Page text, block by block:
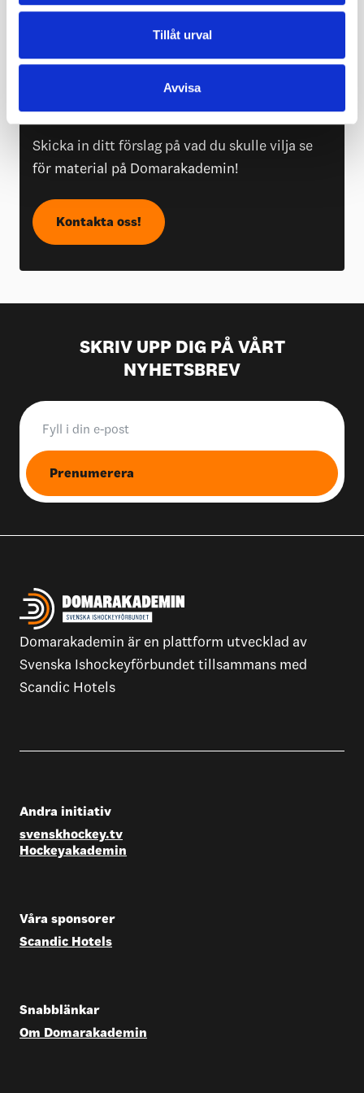
Tillåt urval
Avvisa
VAD MER VILL DU SE PÅ
DOMARAKADEMIN?
Skicka in ditt förslag på vad du skulle vilja se
för material på Domarakademin!
Kontakta oss!
SKRIV UPP DIG PÅ VÅRT
NYHETSBREV
Prenumerera
Domarakademin är en plattform utvecklad av
Svenska Ishockeyförbundet tillsammans med
Scandic Hotels
Andra initiativ
svenskhockey.tv
Hockeyakademin
Våra sponsorer
Scandic Hotels
Snabblänkar
Om Domarakademin